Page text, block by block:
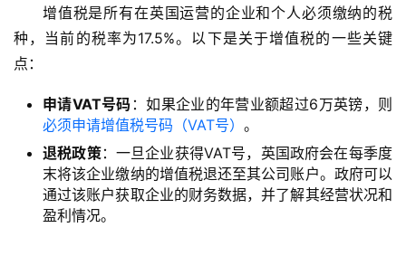
增值税是所有在英国运营的企业和个人必须缴纳的税
种，当前的税率为17.5%。以下是关于增值税的一些关键
点：
申请VAT号码 ：如果企业的年营业额超过6万英镑，则
必须申请增值税号码（VAT号） 。
退税政策：一旦企业获得VAT号，英国政府会在每季度
末将该企业缴纳的增值税退还至其公司账户。政府可以
通过该账户获取企业的财务数据，并了解其经营状况和
盈利情况。